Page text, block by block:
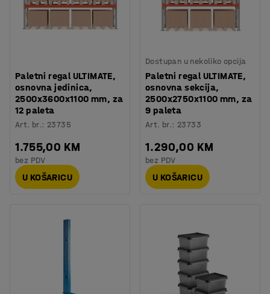
Paletni regal ULTIMATE,
osnovna jedinica,
2500x3600x1100 mm, za
12 paleta
Art. br.: 23735
1.755,00 KM
bez PDV
U KOŠARICU
Dostupan u nekoliko opcija
Paletni regal ULTIMATE,
osnovna sekcija,
2500x2750x1100 mm, za
9 paleta
Art. br.: 23733
1.290,00 KM
bez PDV
U KOŠARICU